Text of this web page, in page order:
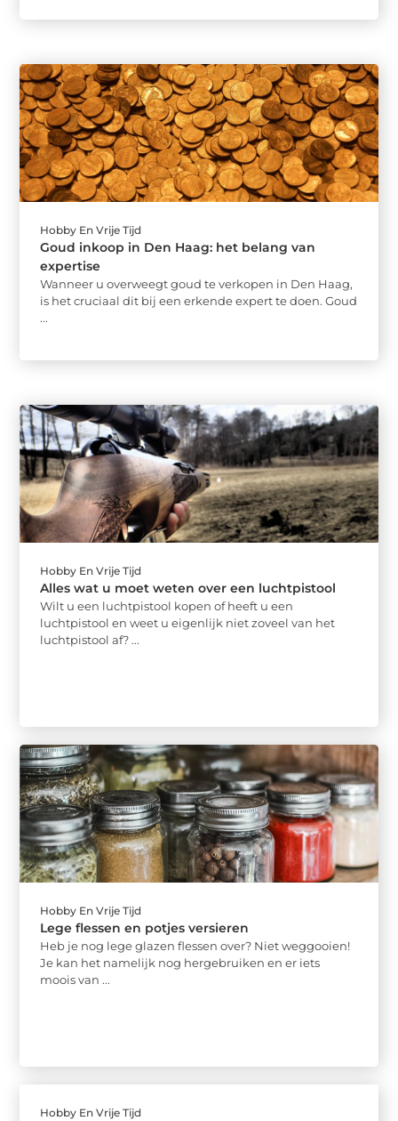
Hobby En Vrije Tijd
Goud inkoop in Den Haag: het belang van
expertise
Wanneer u overweegt goud te verkopen in Den Haag,
is het cruciaal dit bij een erkende expert te doen. Goud
...
Hobby En Vrije Tijd
Alles wat u moet weten over een luchtpistool
Wilt u een luchtpistool kopen of heeft u een
luchtpistool en weet u eigenlijk niet zoveel van het
luchtpistool af? ...
Hobby En Vrije Tijd
Lege flessen en potjes versieren
Heb je nog lege glazen flessen over? Niet weggooien!
Je kan het namelijk nog hergebruiken en er iets
moois van ...
Hobby En Vrije Tijd